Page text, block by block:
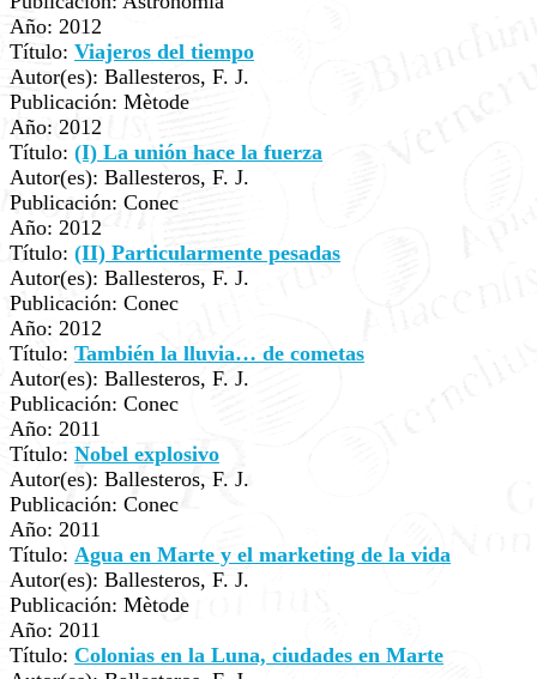
Año: 2012
Título: Viajeros del tiempo
Autor(es): Ballesteros, F. J.
Publicación: Mètode
Año: 2012
Título: (I) La unión hace la fuerza
Autor(es): Ballesteros, F. J.
Publicación: Conec
Año: 2012
Título: (II) Particularmente pesadas
Autor(es): Ballesteros, F. J.
Publicación: Conec
Año: 2012
Título: También la lluvia… de cometas
Autor(es): Ballesteros, F. J.
Publicación: Conec
Año: 2011
Título: Nobel explosivo
Autor(es): Ballesteros, F. J.
Publicación: Conec
Año: 2011
Título: Agua en Marte y el marketing de la vida
Autor(es): Ballesteros, F. J.
Publicación: Mètode
Año: 2011
Título: Colonias en la Luna, ciudades en Marte